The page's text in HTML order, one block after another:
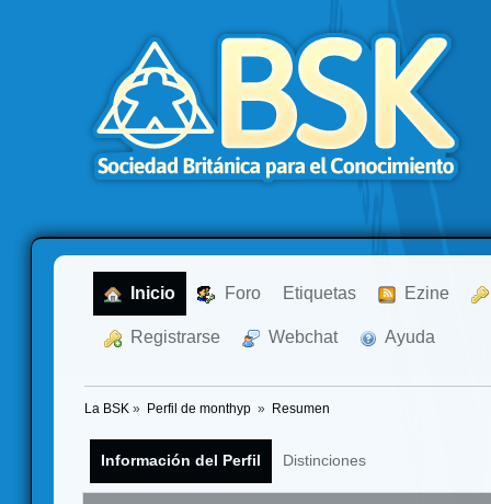
Inicio Foro Etiquetas Ezine
Registrarse Webchat Ayuda
La BSK » Perfil de monthyp » Resumen
Información del Perfil Distinciones